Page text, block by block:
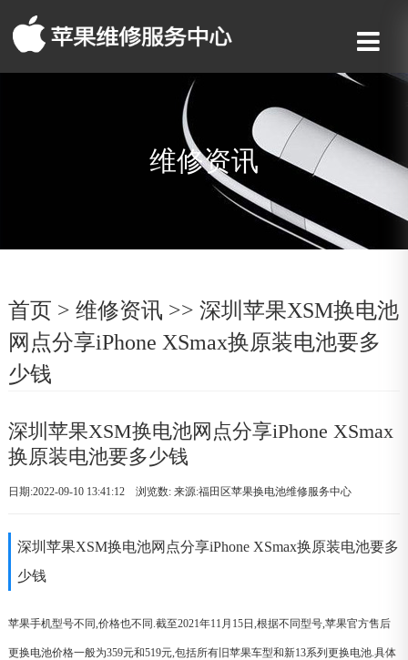
维修资讯
首页 > 维修资讯 >> 深圳苹果XSM换电池
网点分享iPhone XSmax换原装电池要多
少钱
深圳苹果XSM换电池网点分享iPhone XSmax
换原装电池要多少钱
日期:2022-09-10 13:41:12 浏览数:来源:福田区苹果换电池维修服务中心
深圳苹果XSM换电池网点分享iPhone XSmax换原装电池要多
少钱
苹果手机型号不同,价格也不同.截至2021年11月15日,根据不同型号,苹果官方售后
更换电池价格一般为359元和519元,包括所有旧苹果车型和新13系列更换电池.具体